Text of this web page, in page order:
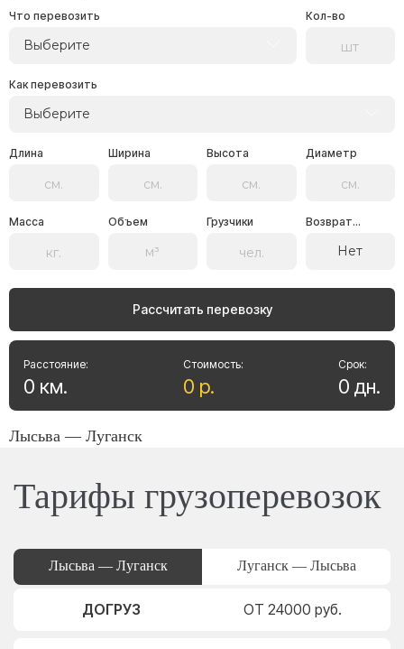
Что перевозить
Выберите
Кол-во
Как перевозить
Выберите
Длина Ширина Высота Диаметр
Масса Объем Грузчики Возврат...
Нет
Рассчитать перевозку
Стоимость:
0 р.
Расстояние:
0 км.
Срок:
0 дн.
Лысьва — Луганск
Тарифы грузоперевозок
Лысьва — Луганск Луганск — Лысьва
ДОГРУЗ ОТ 24000 руб.